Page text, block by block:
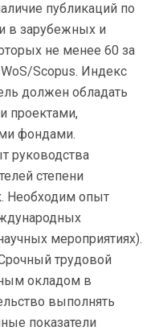
публикаций по
в зарубежных и
не менее 60 за
Scopus. Индекс
должен обладать
проектами,
фондами.
руководства
степени
Необходим опыт
мероприятиях).
трудовой
окладом в
выполнять
показатели